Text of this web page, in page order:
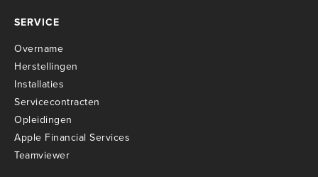
SERVICE
Overname
Herstellingen
Installaties
Servicecontracten
Opleidingen
Apple Financial Services
Teamviewer